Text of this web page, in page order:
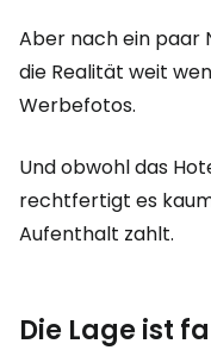
Aber nach ein paar
die Realität weit
Werbefotos.
Und obwohl das
rechtfertigt es
Aufenthalt zahlt.
Die Lage ist